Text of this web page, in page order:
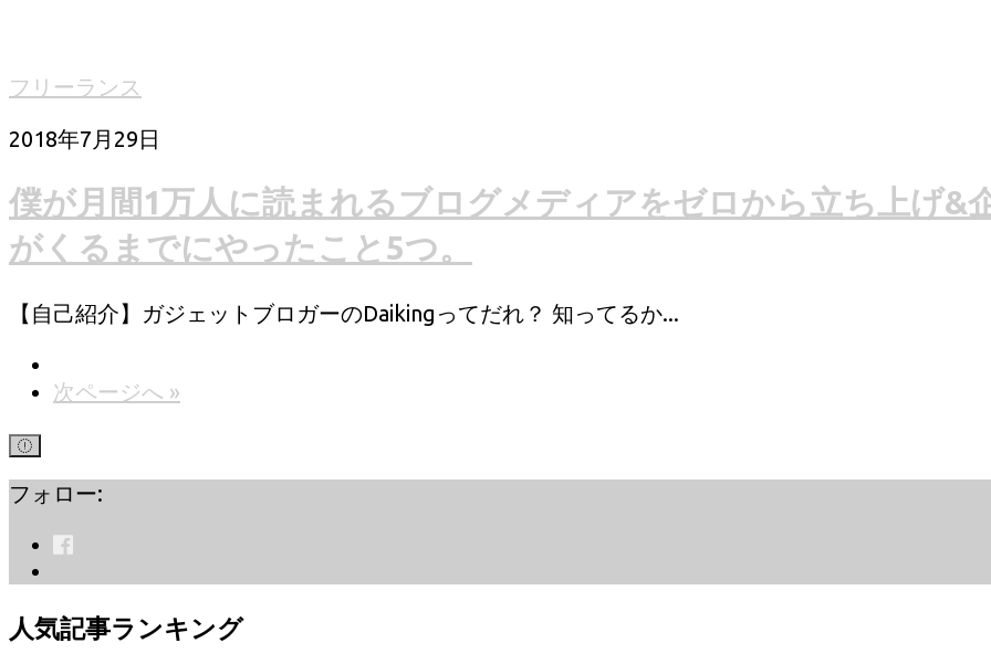
フリーランス
2018年7月29日
僕が月間1万人に読まれるブログメディアをゼロから立ち上げ&
がくるまでにやったこと5つ。
【自己紹介】ガジェットブロガーのDaikingってだれ？ 知ってるか...
次ページへ »
フォロー:
人気記事ランキング